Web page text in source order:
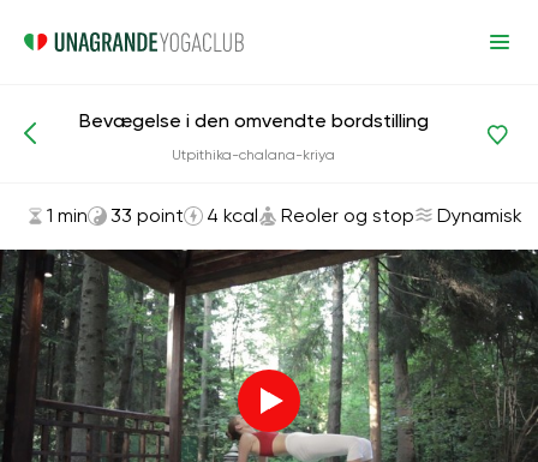
Asanas og øvelser Reoler og stop
Bevægelse i den omvendte bordstilling
Utpithika-chalana-kriya
1 min 33 point 4 kcal Reoler og stop Dynamisk